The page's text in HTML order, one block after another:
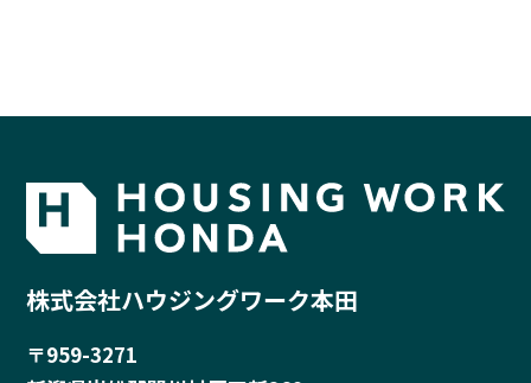
株式会社ハウジングワーク本田
〒959-3271